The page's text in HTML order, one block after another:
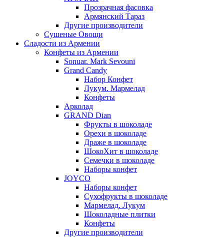
Прозрачная фасовка
Армянский Тараз
Другие производители
Сушеные Овощи
Сладости из Армении
Конфеты из Армении
Sonuar. Mark Sevouni
Grand Candy
Набор Конфет
Лукум. Мармелад
Конфеты
Арколад
GRAND Dian
Фрукты в шоколаде
Орехи в шоколаде
Драже в шоколаде
ШокоХит в шоколаде
Семечки в шоколаде
Наборы конфет
JOYCO
Наборы конфет
Сухофрукты в шоколаде
Мармелад. Лукум
Шоколадные плитки
Конфеты
Другие производители